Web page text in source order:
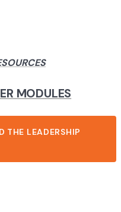
MODULES
THE LEADERSHIP